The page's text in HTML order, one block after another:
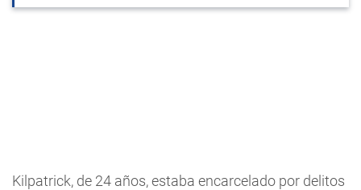
Kilpatrick, de 24 años, estaba encarcelado por delitos